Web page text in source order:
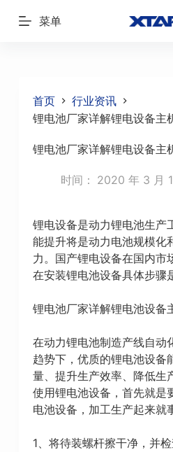
跳
菜单
首页
行业资讯
锂电池厂家详解锂电设备主
锂电池厂家详解锂电设备主
时间： 2020 年 3 月
锂电设备是动力锂电池生产
能提升将是动力电池规模化
力。国产锂电设备在国内市
在安装锂电池设备具体步骤
锂电池厂家详解锂电池设备
在动力锂电池制造产线自动
趋势下，优质的锂电池设备
量、提升生产效率、降低生
使用锂电池设备，首先就是
电池设备，加工生产起来就
1、将待装螺杆擦干净，并